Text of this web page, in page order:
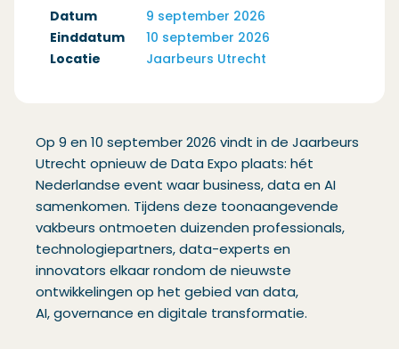
Datum
9 september 2026
Einddatum
10 september 2026
Locatie
Jaarbeurs Utrecht
Op 9 en 10 september 2026 vindt in de Jaarbeurs
Utrecht opnieuw de Data Expo plaats: hét
Nederlandse event waar business, data en AI
samenkomen. Tijdens deze toonaangevende
vakbeurs ontmoeten duizenden professionals,
technologiepartners, data-experts en
innovators elkaar rondom de nieuwste
ontwikkelingen op het gebied van data,
AI, governance en digitale transformatie.